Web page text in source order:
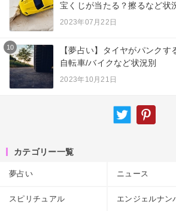
宝くじが当たる？擦るなど状
2023年07月22日
10
【夢占い】タイヤがパンク
自転車/バイクなど状況別
2023年10月21日
カテゴリー一覧
夢占い ニュース
スピリチュアル エンジェルナン